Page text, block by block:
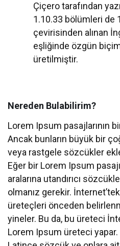
Çiçero tarafından
1.10.33 bölümleri de
çevirisinden alınan
eşliğinde özgün
üretilmiştir.
Nereden Bulabilirim?
Lorem Ipsum pasajlarının
Ancak bunların büyük bir
veya rastgele sözcükler
Eğer bir Lorem Ipsum
aralarına utandırıcı
olmanız gerekir.
üreteçleri önceden
yineler. Bu da, bu üreteci
Lorem Ipsum üreteci yapar.